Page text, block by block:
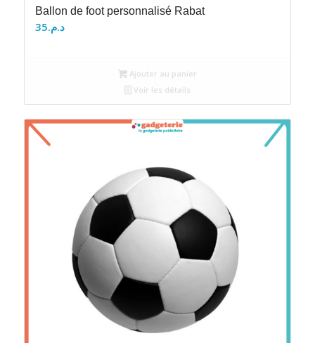
Ballon de foot personnalisé Rabat
د.م.35
Ajouter au panier
Voir les détails